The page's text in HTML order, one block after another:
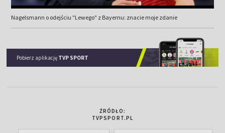
Nagelsmann o odejściu "Lewego" z Bayernu: znacie moje zdanie
Pobierz aplikację TVP SPORT
ŹRÓDŁO:
TVPSPORT.PL